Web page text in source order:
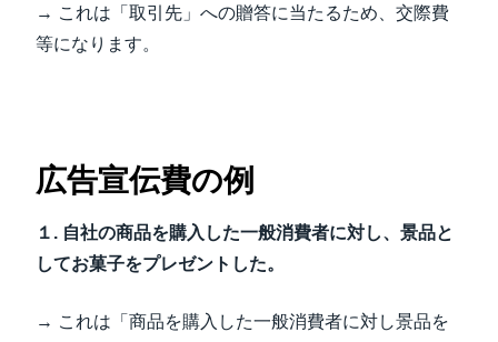
→ これは「取引先」への贈答に当たるため、交際費
等になります。
広告宣伝費の例
１. 自社の商品を購入した一般消費者に対し、景品と
してお菓子をプレゼントした。
→ これは「商品を購入した一般消費者に対し景品を